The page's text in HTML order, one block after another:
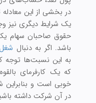
در بخشی از این معادله
یک شرایط دیگری نیز
حقوق صاحبان سهام
باشد. اگر به دنبال شغل
به این نسبت‌ها توجه
که یک کارفرمای
خوبی است و
در آن شرکت داشته